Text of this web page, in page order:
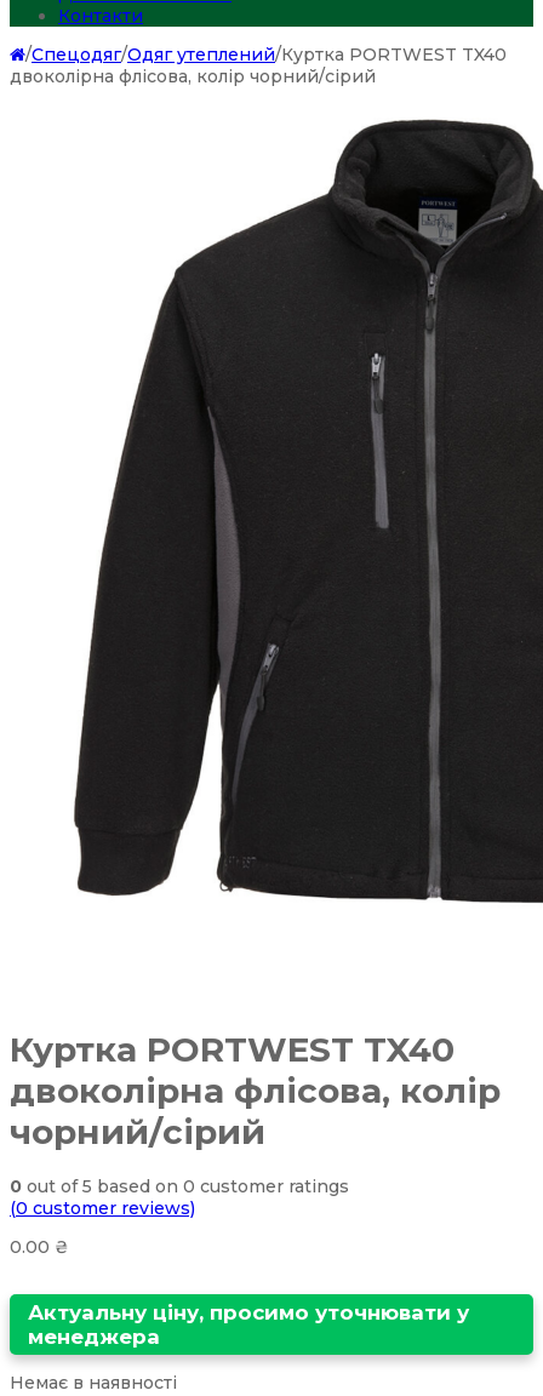
Контакти
/Спецодяг/Одяг утеплений/Куртка PORTWEST TX40
двоколірна флісова, колір чорний/сірий
Куртка PORTWEST TX40
двоколірна флісова, колір
чорний/сірий
0 out of5 based on 0 customer ratings
(0 customer reviews)
0.00 ₴
Актуальну ціну, просимо уточнювати у
менеджера
Немає в наявності